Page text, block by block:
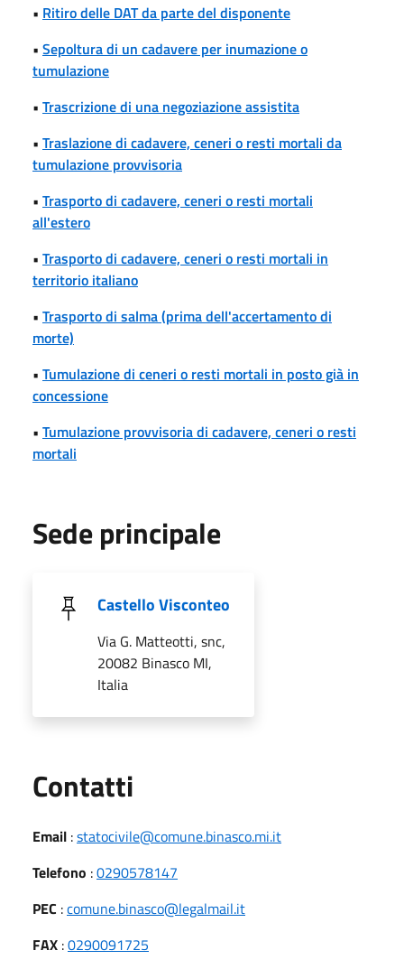
• Ritiro delle DAT da parte del disponente
• Sepoltura di un cadavere per inumazione o
tumulazione
• Trascrizione di una negoziazione assistita
• Traslazione di cadavere, ceneri o resti mortali da
tumulazione provvisoria
• Trasporto di cadavere, ceneri o resti mortali
all'estero
• Trasporto di cadavere, ceneri o resti mortali in
territorio italiano
• Trasporto di salma (prima dell'accertamento di
morte)
• Tumulazione di ceneri o resti mortali in posto già in
concessione
• Tumulazione provvisoria di cadavere, ceneri o resti
mortali
Sede principale
Castello Visconteo
Via G. Matteotti, snc,
20082 Binasco MI,
Italia
Contatti
Email :statocivile@comune.binasco.mi.it
Telefono :0290578147
PEC :comune.binasco@legalmail.it
FAX :0290091725